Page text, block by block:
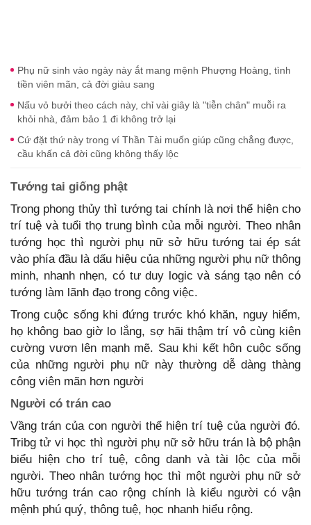
Phụ nữ sinh vào ngày này ắt mang mệnh Phượng Hoàng, tình
tiền viên mãn, cả đời giàu sang
Nấu vỏ bưởi theo cách này, chỉ vài giây là "tiễn chân" muỗi ra
khỏi nhà, đảm bảo 1 đi không trở lại
Cứ đặt thứ này trong ví Thần Tài muốn giúp cũng chẳng được,
cầu khấn cả đời cũng không thấy lộc
Tướng tai giống phật
Trong phong thủy thì tướng tai chính là nơi thể hiện cho
trí tuệ và tuổi thọ trung bình của mỗi người. Theo nhân
tướng học thì người phụ nữ sở hữu tướng tai ép sát
vào phía đầu là dấu hiệu của những người phụ nữ thông
minh, nhanh nhẹn, có tư duy logic và sáng tạo nên có
tướng làm lãnh đạo trong công việc.
Trong cuộc sống khi đứng trước khó khăn, nguy hiểm,
họ không bao giờ lo lắng, sợ hãi thậm trí vô cùng kiên
cường vươn lên mạnh mẽ. Sau khi kết hôn cuộc sống
của những người phụ nữ này thường dễ dàng thàng
công viên mãn hơn người
Người có trán cao
Vầng trán của con người thể hiện trí tuệ của người đó.
Tribg tử vi học thì người phụ nữ sở hữu trán là bộ phận
biểu hiện cho trí tuệ, công danh và tài lộc của mỗi
người. Theo nhân tướng học thì một người phụ nữ sở
hữu tướng trán cao rộng chính là kiểu người có vận
mệnh phú quý, thông tuệ, học nhanh hiểu rộng.